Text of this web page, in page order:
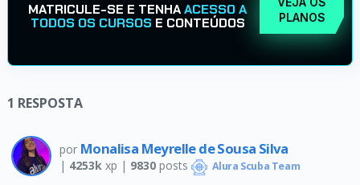
MATRICULE-SE E TENHAACESSO A
TODOS OS CURSOS E CONTEÚDOS
PLANOS
1 RESPOSTA
por Monalisa Meyrelle de Sousa Silva
| 4253kxp | 9830posts Alura Scuba Team